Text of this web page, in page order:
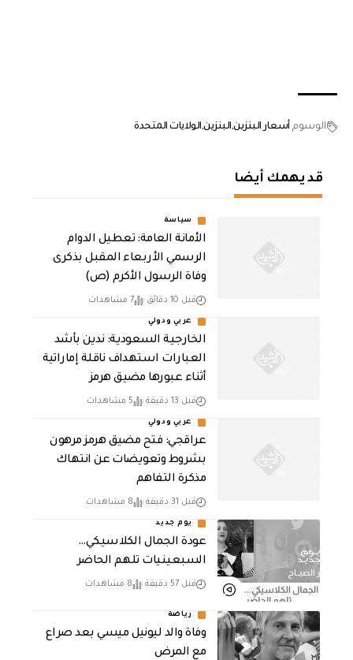
الوسوم أسعار البنزين البنزين الولايات المتحدة
قد يهمك أيضا
سياسة
الأمانة العامة: تعطيل الدوام
الرسمي الأربعاء المقبل بذكرى
وفاة الرسول الأكرم (ص)
قبل 10 دقائق 7 مشاهدات
عربي ودولي
‏الخارجية السعودية: ندين بأشد
العبارات استهداف ناقلة إماراتية
أثناء عبورها مضيق هرمز
قبل 13 دقيقة 5 مشاهدات
عربي ودولي
عراقجي: فتح مضيق هرمز مرهون
بشروط وتعويضات عن انتهاك
مذكرة التفاهم
قبل 31 دقيقة 8 مشاهدات
يوم جديد
عودة الجمال الكلاسيكي…
السبعينيات تلهم الحاضر
قبل 57 دقيقة 8 مشاهدات
رياضة
وفاة والد ليونيل ميسي بعد صراع
مع المرض